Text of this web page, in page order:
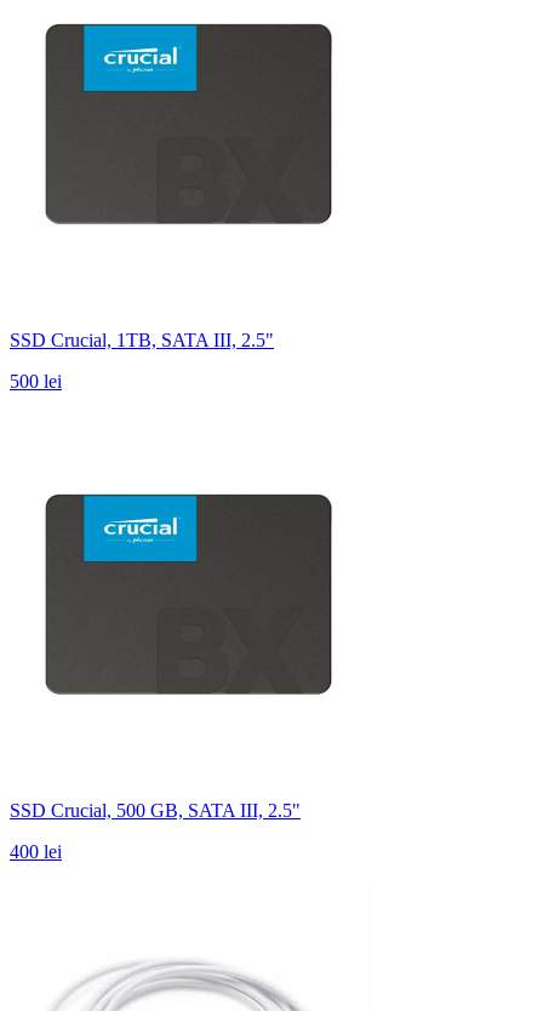
SSD Crucial, 1TB, SATA III, 2.5"
500 lei
SSD Crucial, 500 GB, SATA III, 2.5"
400 lei